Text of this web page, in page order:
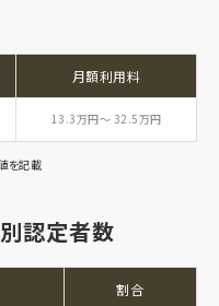
月額利用料
13.3万円～ 32.5万円
を記載
認定者数
割合